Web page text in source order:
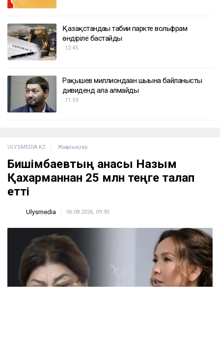
Қазақстандағы табиғи паркте вольфрам
өндіріле бастайды
12:45
Рақышев миллиондаған шығынға байланысты
дивиденд ала алмайды
11:53
ULYSMEDIA.KZ Жаңалықтар
Бишімбаевтың анасы Назым
Қахарманнан 25 млн теңге талап
етті
Ulysmedia 06.08.2026, 09:30